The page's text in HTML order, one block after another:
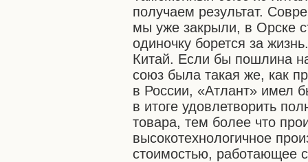
получаем результат.
мы уже закрыли, в Орске
одиночку борется за
Китай. Если бы пошлина
союз была такая же, как
в России, «Атлант» имел
в итоге удовлетворить
товара, тем более что
высокотехнологичное
стоимостью, работающее